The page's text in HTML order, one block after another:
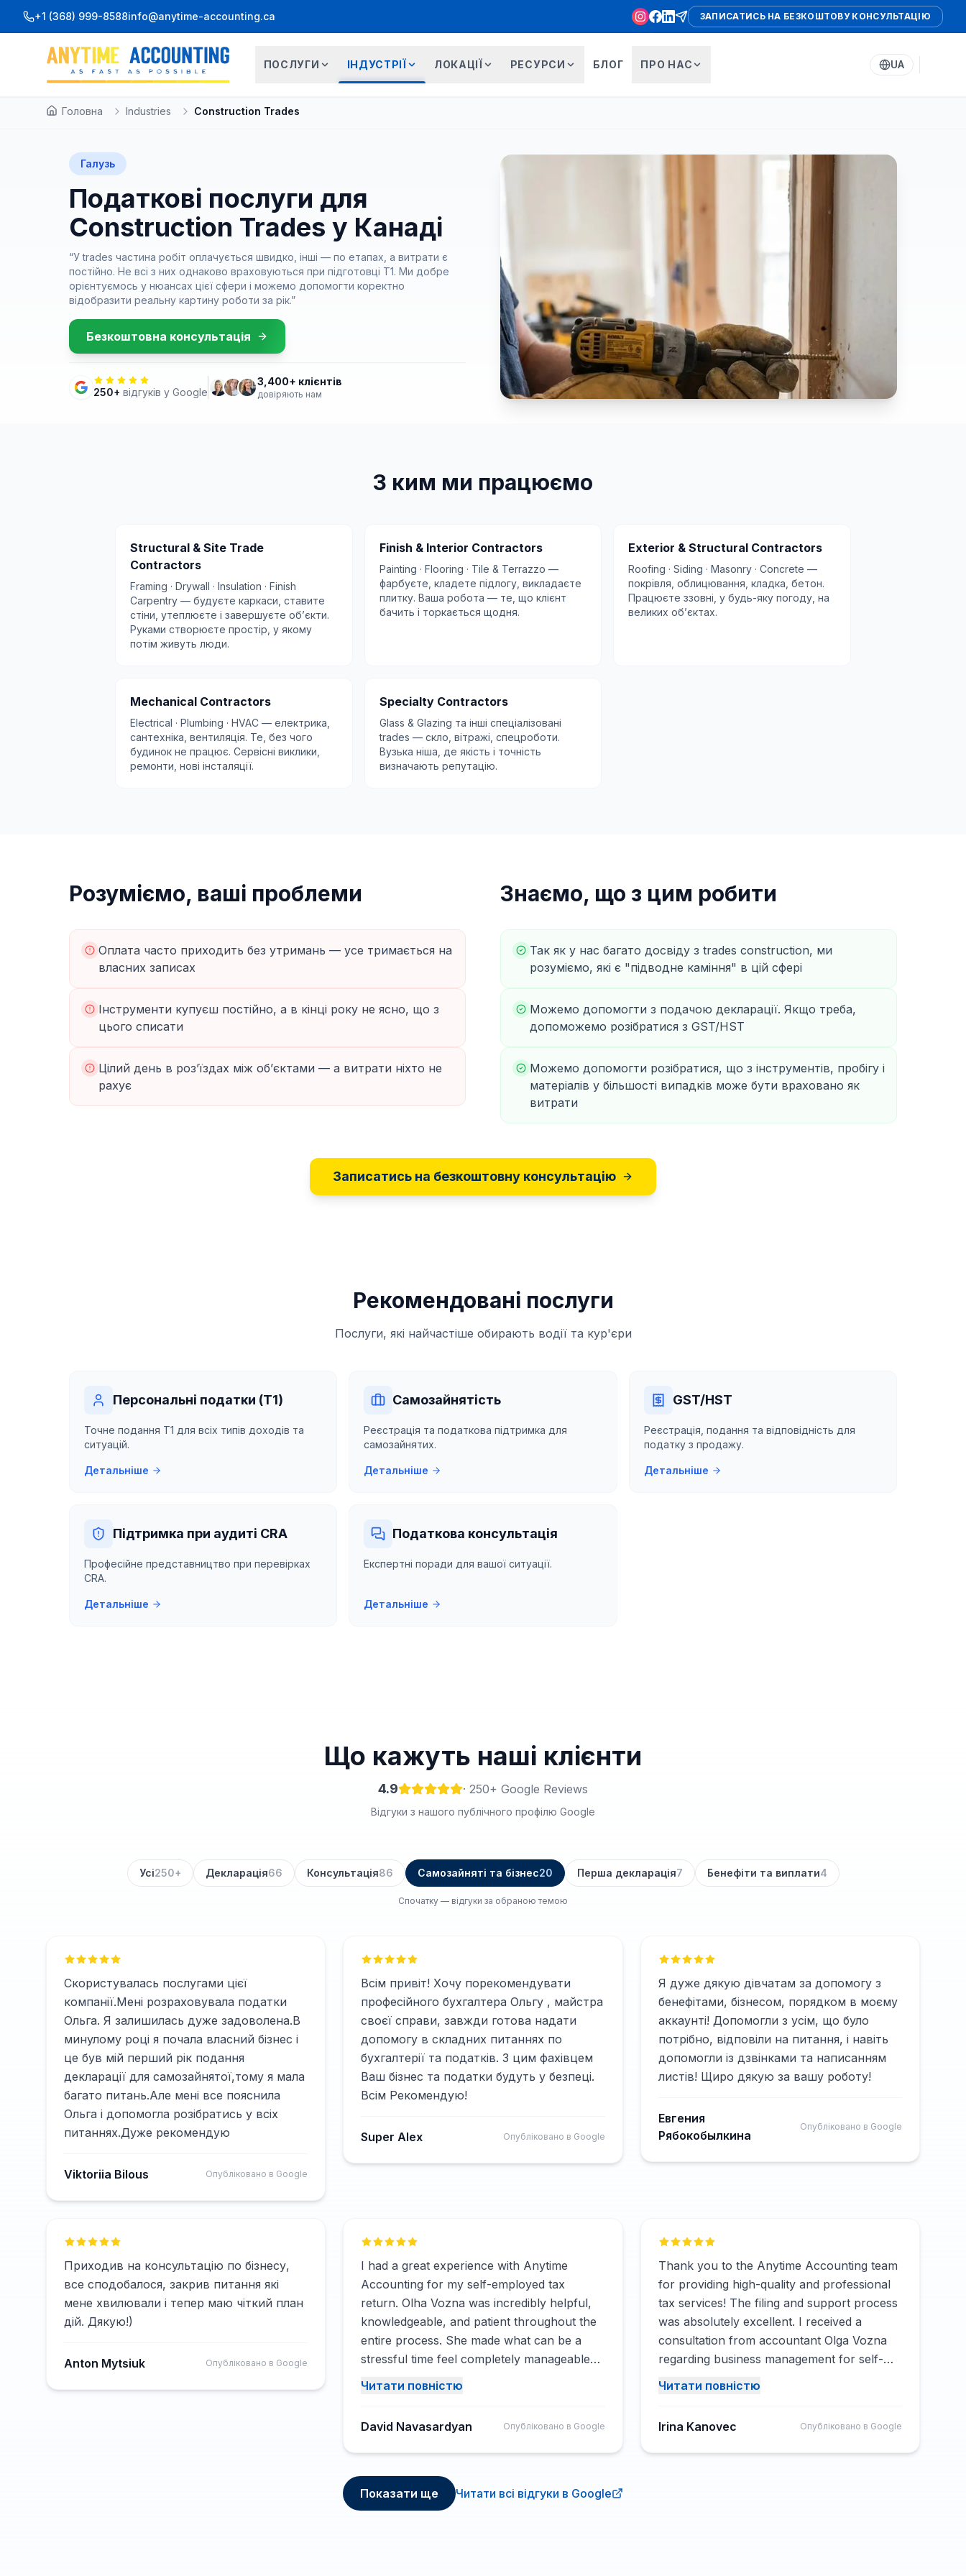
Перейти до вмісту
+1 (368) 999-8588info@anytime-accounting.ca ЗАПИСАТИСЬ НА БЕЗКОШТОВУ КОНСУЛЬТАЦІЮ
ПОСЛУГИ ІНДУСТРІЇ ЛОКАЦІЇ РЕСУРСИ БЛОГ ПРО НАС UA
Головна Industries Construction Trades
Галузь
Податкові послуги для
Construction Trades у Канаді
“У trades частина робіт оплачується швидко, інші — по етапах, а витрати є
постійно. Не всі з них однаково враховуються при підготовці T1. Ми добре
орієнтуємось у нюансах цієї сфери і можемо допомогти коректно
відобразити реальну картину роботи за рік.”
Безкоштовна консультація
250+ відгуків у Google
3,400+ клієнтів
довіряють нам
З ким ми працюємо
Structural & Site Trade
Contractors
Framing · Drywall · Insulation · Finish
Carpentry — будуєте каркаси, ставите
стіни, утеплюєте і завершуєте обʼєкти.
Руками створюєте простір, у якому
потім живуть люди.
Finish & Interior Contractors
Painting · Flooring · Tile & Terrazzo —
фарбуєте, кладете підлогу, викладаєте
плитку. Ваша робота — те, що клієнт
бачить і торкається щодня.
Exterior & Structural Contractors
Roofing · Siding · Masonry · Concrete —
покрівля, облицювання, кладка, бетон.
Працюєте ззовні, у будь-яку погоду, на
великих обʼєктах.
Mechanical Contractors
Electrical · Plumbing · HVAC — електрика,
сантехніка, вентиляція. Те, без чого
будинок не працює. Сервісні виклики,
ремонти, нові інсталяції.
Specialty Contractors
Glass & Glazing та інші спеціалізовані
trades — скло, вітражі, спецроботи.
Вузька ніша, де якість і точність
визначають репутацію.
Розуміємо, ваші проблеми
Оплата часто приходить без утримань — усе тримається на
власних записах
Інструменти купуєш постійно, а в кінці року не ясно, що з
цього списати
Цілий день в розʼїздах між обʼєктами — а витрати ніхто не
рахує
Знаємо, що з цим робити
Так як у нас багато досвіду з trades construction, ми
розуміємо, які є "підводне каміння" в цій сфері
Можемо допомогти з подачою декларації. Якщо треба,
допоможемо розібратися з GST/HST
Можемо допомогти розібратися, що з інструментів, пробігу і
матеріалів у більшості випадків може бути враховано як
витрати
Записатись на безкоштовну консультацію
Рекомендовані послуги
Послуги, які найчастіше обирають водії та кур'єри
Персональні податки (T1)
Точне подання T1 для всіх типів доходів та
ситуацій.
Детальніше
Самозайнятість
Реєстрація та податкова підтримка для
самозайнятих.
Детальніше
GST/HST
Реєстрація, подання та відповідність для
податку з продажу.
Детальніше
Підтримка при аудиті CRA
Професійне представництво при перевірках
CRA.
Детальніше
Податкова консультація
Експертні поради для вашої ситуації.
Детальніше
Що кажуть наші клієнти
4.9 · 250+ Google Reviews
Відгуки з нашого публічного профілю Google
Усі250+ Декларація66 Консультація86 Самозайняті та бізнес20 Перша декларація7 Бенефіти та виплати4
Спочатку — відгуки за обраною темою
Скористувалась послугами цієї
компанії.Мені розраховувала податки
Ольга. Я залишилась дуже задоволена.В
минулому році я почала власний бізнес і
це був мій перший рік подання
декларації для самозайнятої,тому я мала
багато питань.Але мені все пояснила
Ольга і допомогла розібратись у всіх
питаннях.Дуже рекомендую
Viktoriia Bilous Опубліковано в Google
Всім привіт! Хочу порекомендувати
професійного бухгалтера Ольгу , майстра
своєї справи, завжди готова надати
допомогу в складних питаннях по
бухгалтерії та податків. З цим фахівцем
Ваш бізнес та податки будуть у безпеці.
Всім Рекомендую!
Super Alex Опубліковано в Google
Я дуже дякую дівчатам за допомогу з
бенефітами, бізнесом, порядком в моєму
аккаунті! Допомогли з усім, що було
потрібно, відповіли на питання, і навіть
допомогли із дзвінками та написанням
листів! Щиро дякую за вашу роботу!
Евгения
Рябокобылкина
Опубліковано в Google
Приходив на консультацію по бізнесу,
все сподобалося, закрив питання які
мене хвилювали і тепер маю чіткий план
дій. Дякую!)
Anton Mytsiuk Опубліковано в Google
I had a great experience with Anytime
Accounting for my self-employed tax
return. Olha Vozna was incredibly helpful,
knowledgeable, and patient throughout the
entire process. She made what can be a
stressful time feel completely manageable
and ensured everything was handled
recommend Anytime Accounting to anyone
looking for reliable and professional
Читати повністю
David Navasardyan Опубліковано в Google
Thank you to the Anytime Accounting team
for providing high-quality and professional
tax services! The filing and support process
was absolutely excellent. I received a
consultation from accountant Olga Vozna
regarding business management for self-
employed individuals. All my questions were
recommend Anytime Accounting to anyone
looking for a reliable accounting firm!
Читати повністю
Irina Kanovec Опубліковано в Google
Показати ще Читати всі відгуки в Google